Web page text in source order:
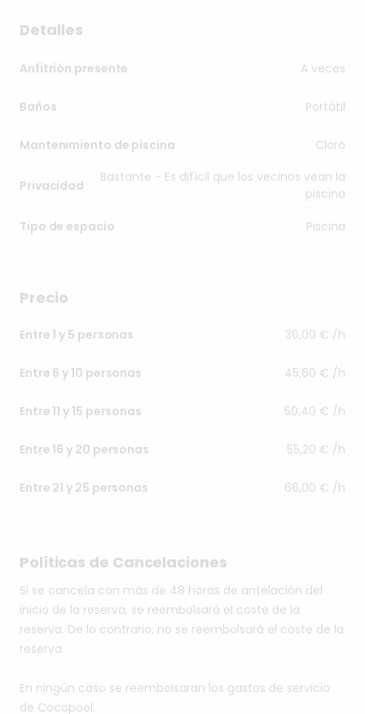
Detalles
Anfitrión presente A veces
Baños Portátil
Mantenimiento de piscina Cloro
Privacidad
Bastante - Es difícil que los vecinos vean la
piscina
Tipo de espacio
Piscina
Precio
Entre 1 y 5 personas 36,00 € /h
Entre 6 y 10 personas 45,60 € /h
Entre 11 y 15 personas 50,40 € /h
Entre 16 y 20 personas 55,20 € /h
Entre 21 y 25 personas 66,00 € /h
Políticas de Cancelaciones
Si se cancela con más de 48 horas de antelación del
inicio de la reserva, se reembolsará el coste de la
reserva. De lo contrario, no se reembolsará el coste de la
reserva.
En ningún caso se reembolsaran los gastos de servicio
de Cocopool.